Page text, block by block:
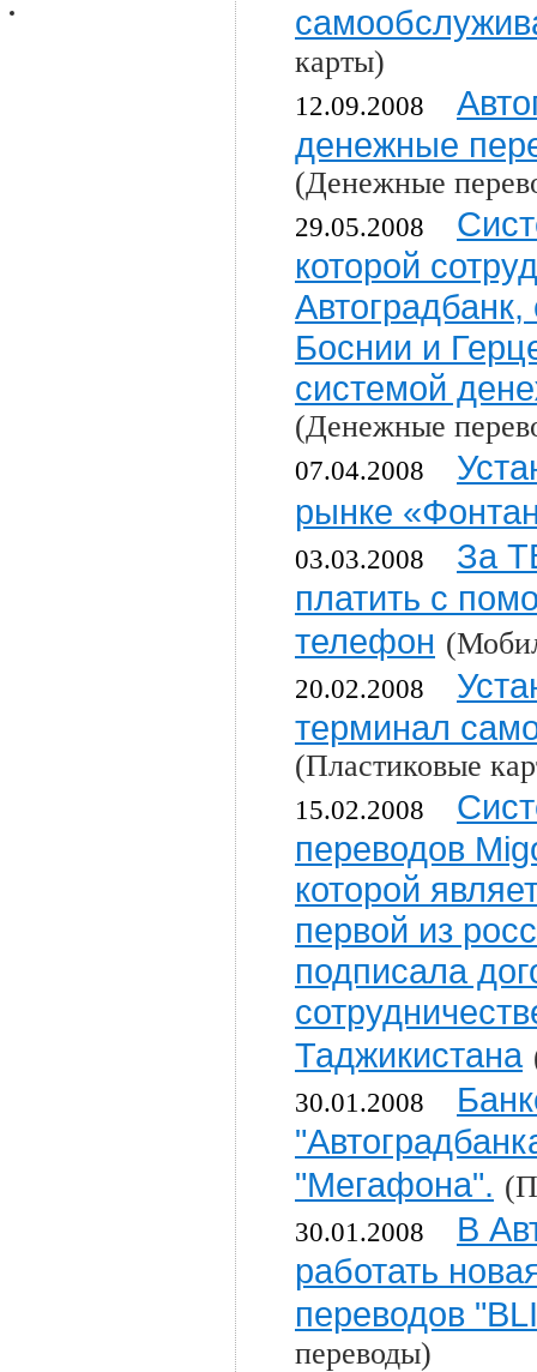
карты)
12.09.2008
денежные
(Денежные
29.05.2008
которой
Боснии и
системой
(Денежные
07.04.2008
рынке
03.03.2008
За
платить с
телефон
20.02.2008
терминал
(Пластиковые
15.02.2008
переводов
которой
первой из
подписала
Таджикистана
30.01.2008
"Мегафона".
30.01.2008
В
работать
переводов
переводы)